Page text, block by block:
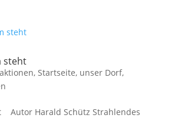
steht
, Startseite, unser Dorf,
Autor Harald Schütz Strahlendes